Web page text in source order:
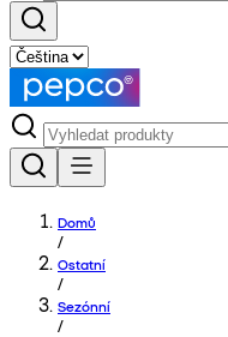
Domů
/
Ostatní
/
Sezónní
/